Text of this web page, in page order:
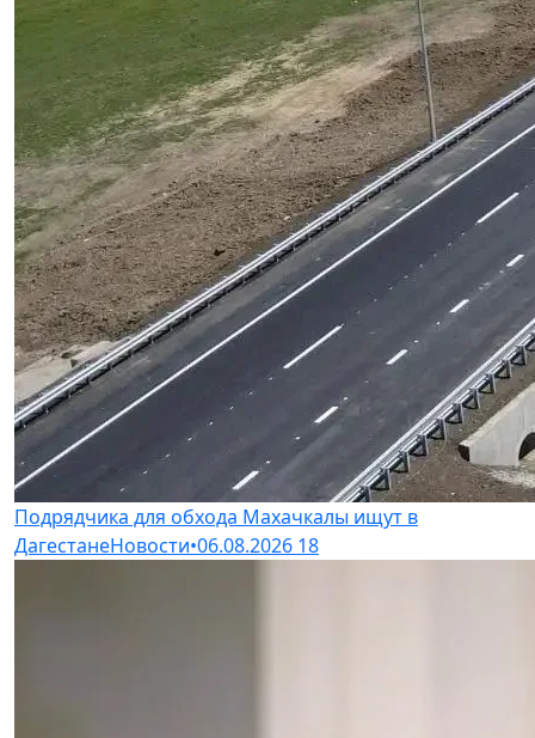
Подрядчика для обхода Махачкалы ищут в
ДагестанеНовости•06.08.2026 18